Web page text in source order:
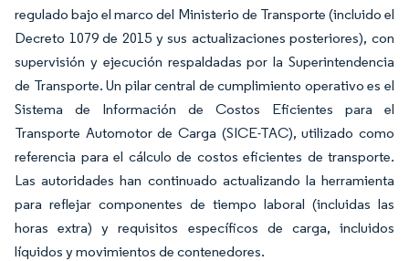
regulado bajo el marco del Ministerio de Transporte (incluido el
Decreto 1079 de 2015 y sus actualizaciones posteriores), con
supervisión y ejecución respaldadas por la Superintendencia
de Transporte. Un pilar central de cumplimiento operativo es el
Sistema de Información de Costos Eficientes para el
Transporte Automotor de Carga (SICE-TAC), utilizado como
referencia para el cálculo de costos eficientes de transporte.
Las autoridades han continuado actualizando la herramienta
para reflejar componentes de tiempo laboral (incluidas las
horas extra) y requisitos específicos de carga, incluidos
líquidos y movimientos de contenedores.